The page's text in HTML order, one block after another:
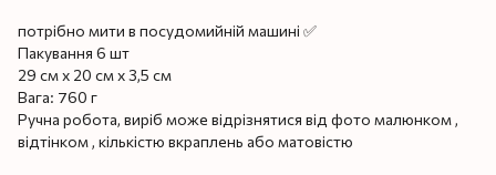
потрібно мити в посудомийній машині ✅
Пакування 6 шт
29 см х 20 см х 3,5 см
Вага: 760 г
Ручна робота, виріб може відрізнятися від фото малюнком ,
відтінком , кількістю вкраплень або матовістю